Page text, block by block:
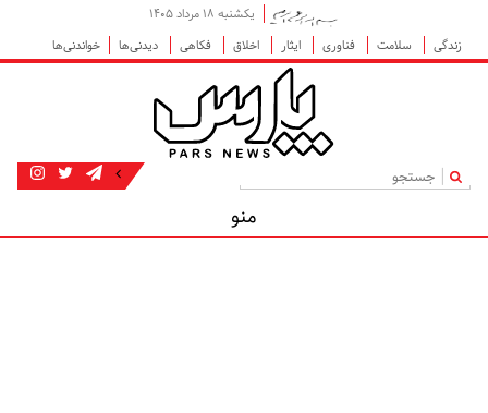
یکشنبه ۱۸ مرداد ۱۴۰۵
زندگی
سلامت فناوری ایثار اخلاق فکاهی دیدنی‌ها خواندنی‌ها
|
منو